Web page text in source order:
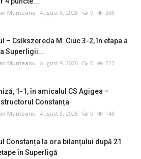
Munteanu August 5, 2026 0 266
– Csíkszereda M. Ciuc 3-2, în etapa a
Superligii...
Munteanu August 9, 2026 0 222
1-1, în amicalul CS Agigea –
Constanța
Munteanu August 5, 2026 0 148
Constanța la ora bilanțului după 21
în Superligă